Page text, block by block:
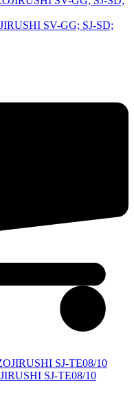
SV-GG; SJ-SD;
SJ-TE08/10